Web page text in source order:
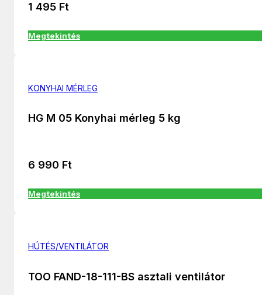
1 495 Ft
Megtekintés
KONYHAI MÉRLEG
HG M 05 Konyhai mérleg 5 kg
6 990 Ft
Megtekintés
HÚTÉS/VENTILÁTOR
TOO FAND-18-111-BS asztali ventilátor